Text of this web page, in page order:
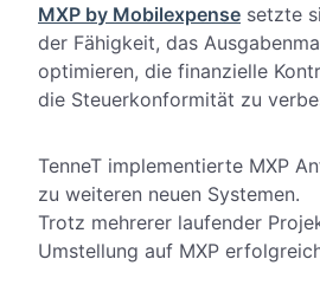
MXP by Mobilexpense setzte
der Fähigkeit, das
optimieren, die finanzielle
die Steuerkonformität zu
TenneT implementierte MXP
zu weiteren neuen Systemen.
Trotz mehrerer laufender
Umstellung auf MXP